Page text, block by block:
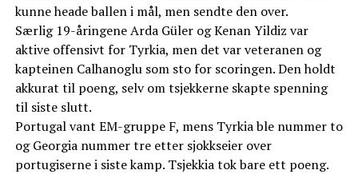
kunne heade ballen i mål, men sendte den over.
Særlig 19-åringene Arda Güler og Kenan Yildiz var
aktive offensivt for Tyrkia, men det var veteranen og
kapteinen Calhanoglu som sto for scoringen. Den holdt
akkurat til poeng, selv om tsjekkerne skapte spenning
til siste slutt.
Portugal vant EM-gruppe F, mens Tyrkia ble nummer to
og Georgia nummer tre etter sjokkseier over
portugiserne i siste kamp. Tsjekkia tok bare ett poeng.